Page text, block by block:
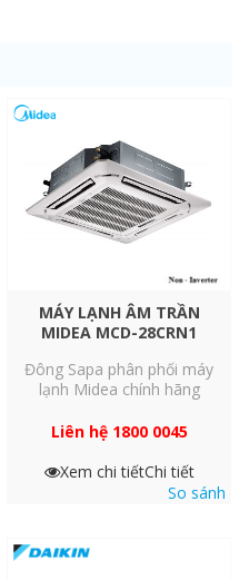
MÁY LẠNH ÂM TRẦN
MIDEA MCD-28CRN1
Đông Sapa phân phối máy
lạnh Midea chính hãng
Liên hệ 1800 0045
Xem chi tiếtChi tiết
So sánh